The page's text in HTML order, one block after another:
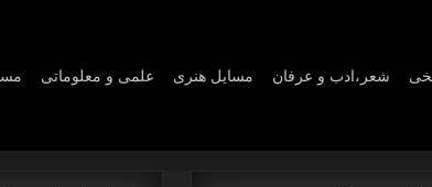
علمی و معلوماتی مسايل هنری شعر،ادب و عرفان